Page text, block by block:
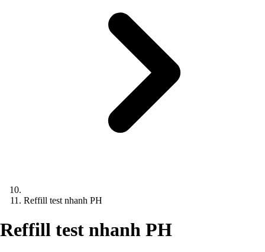
Reffill test nhanh PH
Reffill test nhanh PH